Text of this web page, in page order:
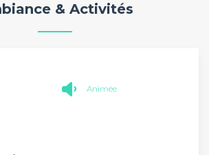
& Activités
Animée